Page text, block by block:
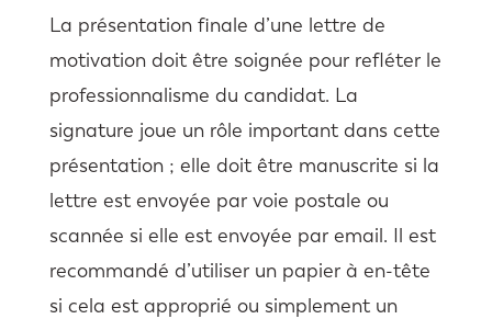
La présentation finale d’une lettre de
motivation doit être soignée pour refléter le
professionnalisme du candidat. La
signature joue un rôle important dans cette
présentation ; elle doit être manuscrite si la
lettre est envoyée par voie postale ou
scannée si elle est envoyée par email. Il est
recommandé d’utiliser un papier à en-tête
si cela est approprié ou simplement un